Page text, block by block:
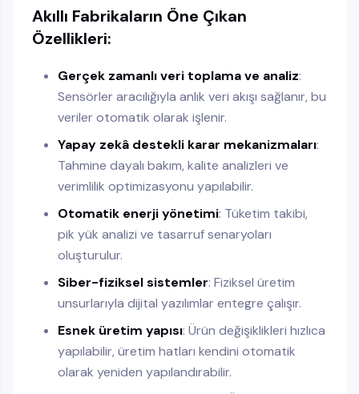
Akıllı Fabrikaların Öne Çıkan
Özellikleri:
Gerçek zamanlı veri toplama ve analiz:
Sensörler aracılığıyla anlık veri akışı sağlanır, bu
veriler otomatik olarak işlenir.
Yapay zekâ destekli karar mekanizmaları:
Tahmine dayalı bakım, kalite analizleri ve
verimlilik optimizasyonu yapılabilir.
Otomatik enerji yönetimi: Tüketim takibi,
pik yük analizi ve tasarruf senaryoları
oluşturulur.
Siber-fiziksel sistemler: Fiziksel üretim
unsurlarıyla dijital yazılımlar entegre çalışır.
Esnek üretim yapısı: Ürün değişiklikleri hızlıca
yapılabilir, üretim hatları kendini otomatik
olarak yeniden yapılandırabilir.